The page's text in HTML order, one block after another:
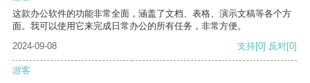
这款办公软件的功能非常全面，涵盖了文档、表格、演示文稿等各个方
面。我可以使用它来完成日常办公的所有任务，非常方便。
2024-09-08
支持[0] 反对[0]
游客